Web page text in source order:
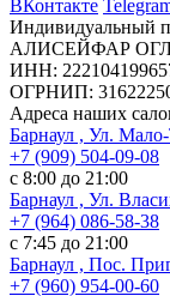
ВКонтакте
Индивидуальный
АЛИСЕЙФАР
ИНН:
ОГРНИП:
Адреса наших
Барнаул , Ул.
+7 (909) 504-09-08
с 8:00 до 21:00
Барнаул , Ул.
+7 (964) 086-58-38
с 7:45 до 21:00
Барнаул , Пос.
+7 (960) 954-00-60